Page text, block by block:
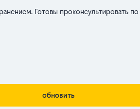
Готовы проконсультировать
обновить